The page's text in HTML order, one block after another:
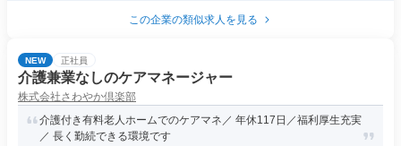
この企業の類似求人を見る
NEW 正社員
介護兼業なしのケアマネージャー
株式会社さわやか倶楽部
介護付き有料老人ホームでのケアマネ／ 年休117日／福利厚生充実
／ 長く勤続できる環境です